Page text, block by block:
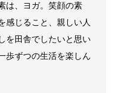
は、ヨガ。笑顔の素
感じること、親しい人
を田舎でしたいと思い
歩ずつの生活を楽しん